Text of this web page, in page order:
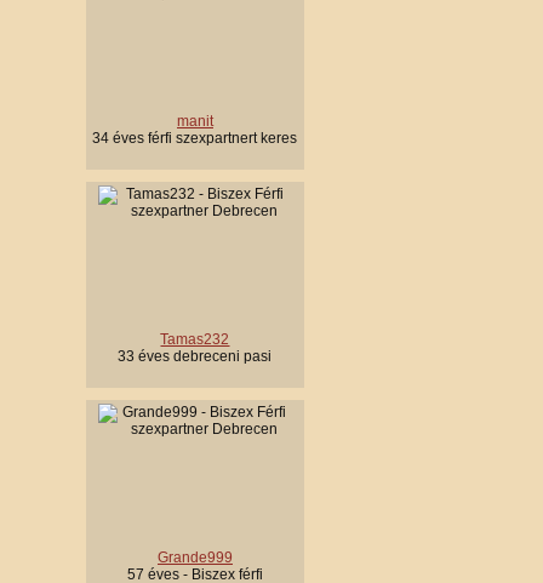
manit
34 éves férfi szexpartnert keres
Tamas232
33 éves debreceni pasi
Grande999
57 éves - Biszex férfi